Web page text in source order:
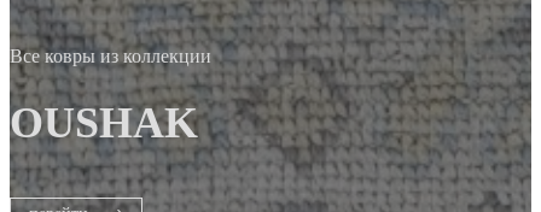
Все ковры из коллекции
OUSHAK